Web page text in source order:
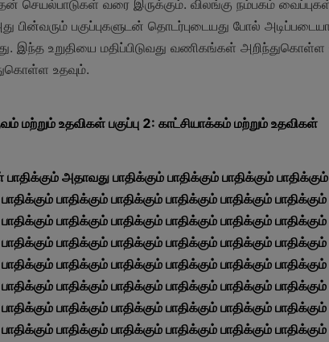
செயல்பாடுகள் வரை இருக்கும். விலங்கு நம்பகம்
பின்வரும் பகுப்புகளுடன் தொடர்புடையது போல்
இந்த உறுதியை மதிப்பிடுவது வணிகங்கள் அறிந்துகொள்ள
உதவும்.
மற்றும் உதவிகள் பகுப்பு 2: காட்சியாக்கம் மற்றும் உதவிகள்
அதாவது பாதிக்கும் பாதிக்கும் பாதிக்கும் பாதிக்கும்
பாதிக்கும் பாதிக்கும் பாதிக்கும் பாதிக்கும்
பாதிக்கும் பாதிக்கும் பாதிக்கும் பாதிக்கும்
பாதிக்கும் பாதிக்கும் பாதிக்கும் பாதிக்கும்
பாதிக்கும் பாதிக்கும் பாதிக்கும் பாதிக்கும்
பாதிக்கும் பாதிக்கும் பாதிக்கும் பாதிக்கும்
பாதிக்கும் பாதிக்கும் பாதிக்கும் பாதிக்கும்
பாதிக்கும் பாதிக்கும் பாதிக்கும் பாதிக்கும்